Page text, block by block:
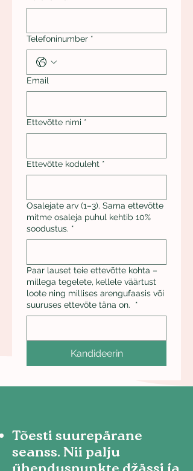
Telefoninumber *
Email
Ettevõtte nimi *
Ettevõtte koduleht *
Osalejate arv (1–3). Sama ettevõtte
mitme osaleja puhul kehtib 10%
soodustus. *
Paar lauset teie ettevõtte kohta –
millega tegelete, kellele väärtust
loote ning millises arengufaasis või
suuruses ettevõte täna on.
*
Kandideerin
Tõesti suurepärane
seanss. Nii palju